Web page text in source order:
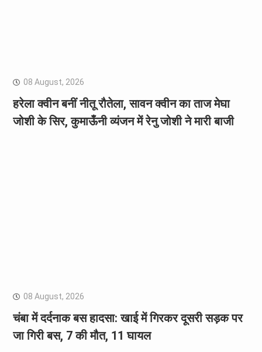
08 August, 2026
हरेला क्वीन बनीं नीतू रौतेला, सावन क्वीन का ताज मेघा
जोशी के सिर, कुमाऊँनी व्यंजन में रेनु जोशी ने मारी बाजी
08 August, 2026
चंबा में दर्दनाक बस हादसा: खाई में गिरकर दूसरी सड़क पर
जा गिरी बस, 7 की मौत, 11 घायल